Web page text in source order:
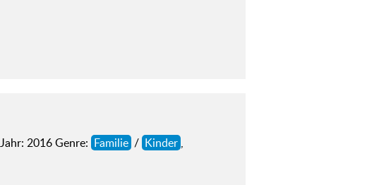
2016 Genre: Familie / Kinder ,